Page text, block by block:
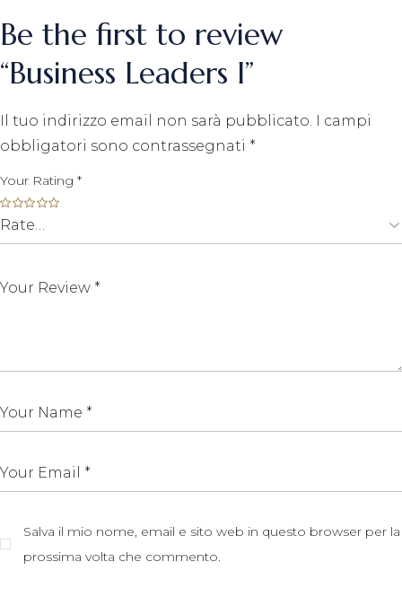
Be the first to review
“Business Leaders I”
Il tuo indirizzo email non sarà pubblicato. I campi
obbligatori sono contrassegnati *
Your Rating *
Salva il mio nome, email e sito web in questo browser per la
prossima volta che commento.